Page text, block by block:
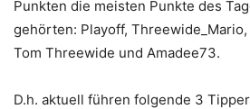
Punkten die meisten Punkte des
gehörten: Playoff,
Tom Threewide und Amadee73.
D.h. aktuell führen folgende 3